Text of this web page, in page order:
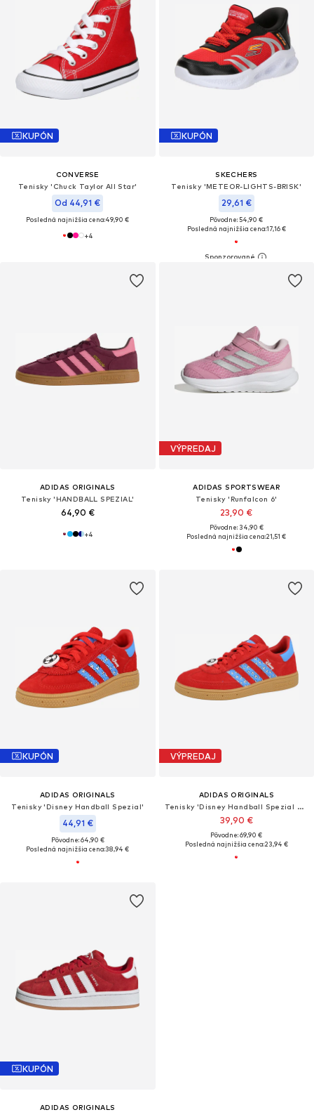
KUPÓN
CONVERSE
Tenisky 'Chuck Taylor All Star'
Od 44,91 €
Posledná najnižšia cena:49,90 €
+4
KUPÓN
SKECHERS
Tenisky 'METEOR-LIGHTS-BRISK'
29,61 €
Pôvodne: 54,90 €
Posledná najnižšia cena:17,16 €
ADIDAS ORIGINALS
Tenisky 'HANDBALL SPEZIAL'
64,90 €
+4
VÝPREDAJ
ADIDAS SPORTSWEAR
Tenisky 'Runfalcon 6'
23,90 €
Pôvodne: 34,90 €
Posledná najnižšia cena:21,51 €
KUPÓN
ADIDAS ORIGINALS
Tenisky 'Disney Handball Spezial'
44,91 €
Pôvodne: 64,90 €
Posledná najnižšia cena:38,94 €
VÝPREDAJ
ADIDAS ORIGINALS
Tenisky 'Disney Handball Spezial Comfort Closure'
39,90 €
Pôvodne: 69,90 €
Posledná najnižšia cena:23,94 €
KUPÓN
ADIDAS ORIGINALS